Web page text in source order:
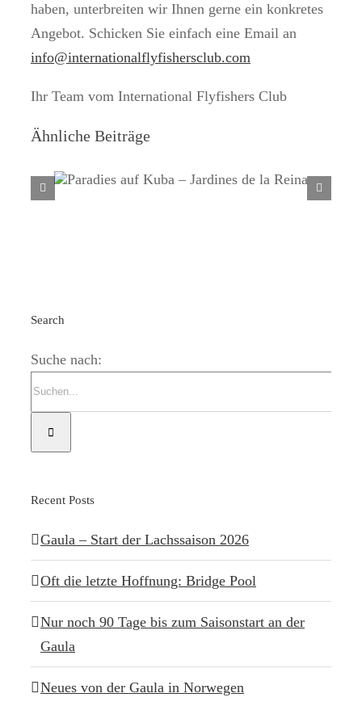
haben, unterbreiten wir Ihnen gerne ein konkretes
Angebot. Schicken Sie einfach eine Email an
info@internationalflyfishersclub.com
Ihr Team vom International Flyfishers Club
Ähnliche Beiträge
Search
Suche nach:
Recent Posts
Gaula – Start der Lachssaison 2026
Oft die letzte Hoffnung: Bridge Pool
Nur noch 90 Tage bis zum Saisonstart an der
Gaula
Neues von der Gaula in Norwegen